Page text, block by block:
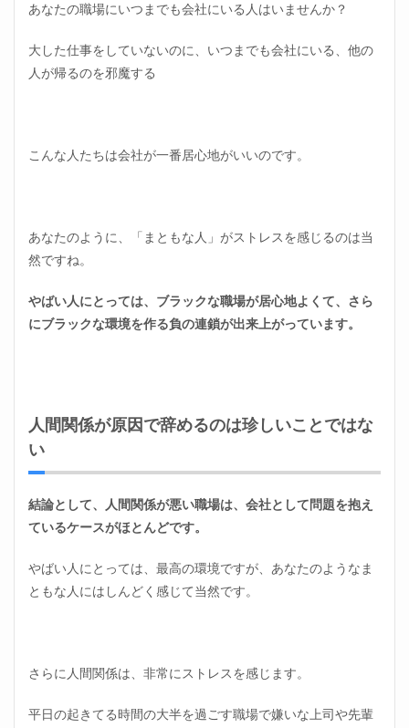
あなたの職場にいつまでも会社にいる人はいませんか？
大した仕事をしていないのに、いつまでも会社にいる、他の
人が帰るのを邪魔する
こんな人たちは会社が一番居心地がいいのです。
あなたのように、「まともな人」がストレスを感じるのは当
然ですね。
やばい人にとっては、ブラックな職場が居心地よくて、さら
にブラックな環境を作る負の連鎖が出来上がっています。
人間関係が原因で辞めるのは珍しいことではな
い
結論として、人間関係が悪い職場は、会社として問題を抱え
ているケースがほとんどです。
やばい人にとっては、最高の環境ですが、あなたのようなま
ともな人にはしんどく感じて当然です。
さらに人間関係は、非常にストレスを感じます。
平日の起きてる時間の大半を過ごす職場で嫌いな上司や先輩